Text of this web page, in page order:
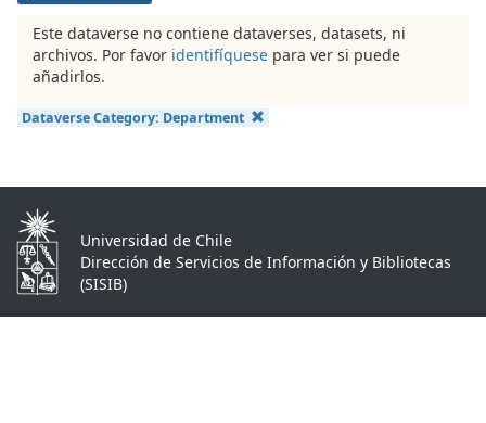
Este dataverse no contiene dataverses, datasets, ni
archivos. Por favor identifíquese para ver si puede
añadirlos.
Dataverse Category: Department
Universidad de Chile
Dirección de Servicios de Información y Bibliotecas
(SISIB)